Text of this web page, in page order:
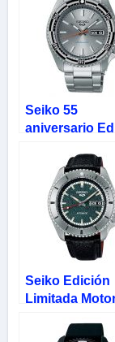
Seiko 55
aniversario
Diver SRPK09
Seiko Edición
Limitada
SRPJ91K1